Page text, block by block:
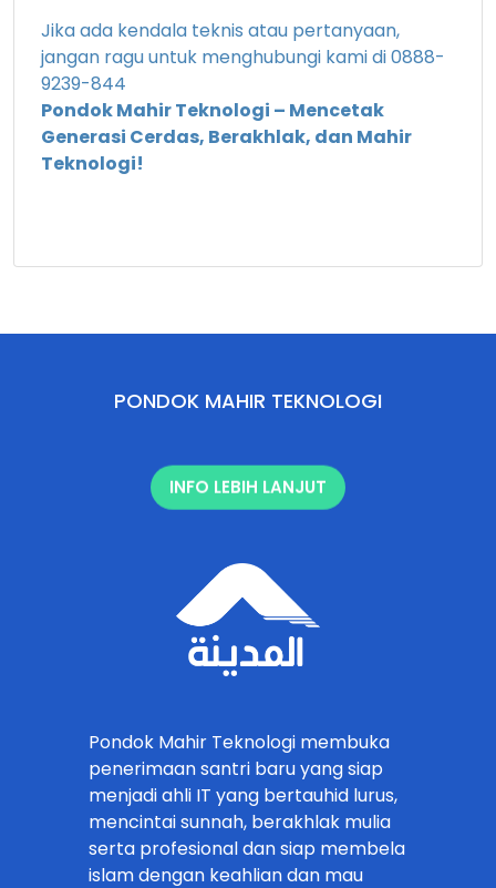
Jika ada kendala teknis atau pertanyaan,
jangan ragu untuk menghubungi kami di 0888-
9239-844
Pondok Mahir Teknologi – Mencetak
Generasi Cerdas, Berakhlak, dan Mahir
Teknologi!
PONDOK MAHIR TEKNOLOGI
INFO LEBIH LANJUT
Pondok Mahir Teknologi membuka
penerimaan santri baru yang siap
menjadi ahli IT yang bertauhid lurus,
mencintai sunnah, berakhlak mulia
serta profesional dan siap membela
islam dengan keahlian dan mau